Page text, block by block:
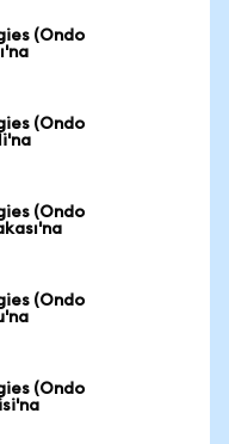
(Ondo
(Ondo
(Ondo
(Ondo
(Ondo